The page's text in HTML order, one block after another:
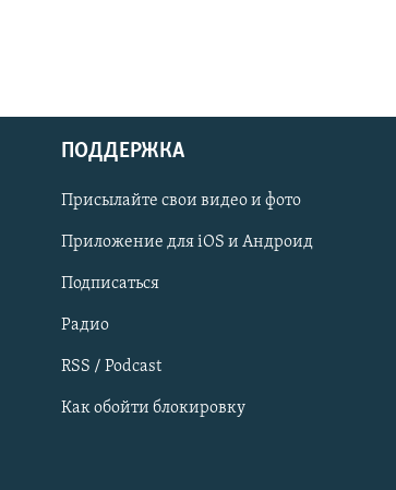
Українською
Qırımtatar
ПРИСОЕДИНЯЙТЕСЬ!
ПОДДЕРЖКА
Присылайте свои видео и фото
Приложение для iOS и Андроид
Подписаться
Радио
RSS / Podcast
Как обойти блокировку